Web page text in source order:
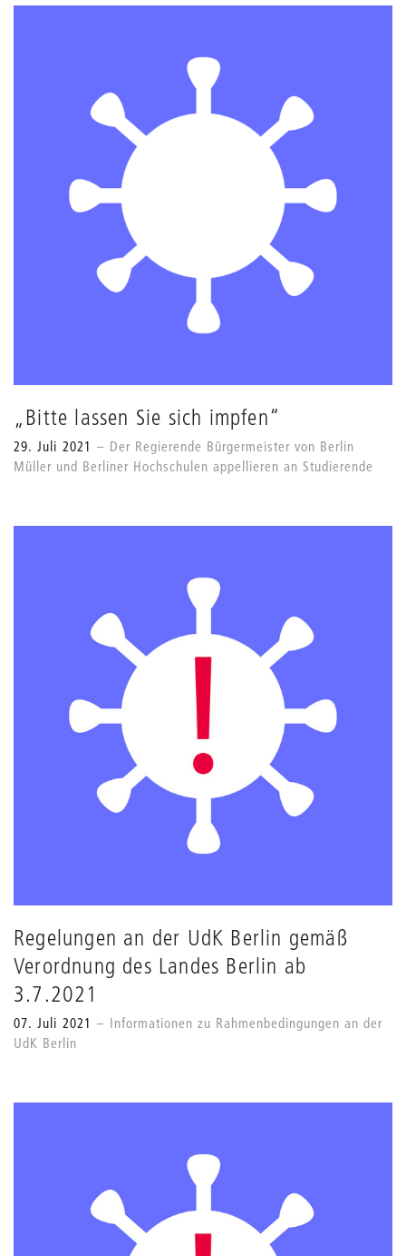
„Bitte lassen Sie sich impfen“
29. Juli 2021
Der Regierende Bürgermeister von Berlin
Müller und Berliner Hochschulen appellieren an Studierende
Regelungen an der UdK Berlin gemäß
Verordnung des Landes Berlin ab
3.7.2021
07. Juli 2021
Informationen zu Rahmenbedingungen an der
UdK Berlin